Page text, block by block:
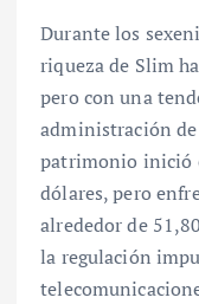
Durante los
riqueza de Slim
pero con una
administración
patrimonio inició
dólares, pero
alrededor de
la regulación